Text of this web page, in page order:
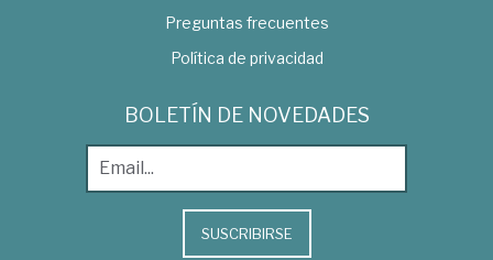
Preguntas frecuentes
Política de privacidad
BOLETÍN DE NOVEDADES
SUSCRIBIRSE